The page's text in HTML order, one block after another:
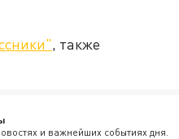
, также
и важнейших событиях дня.